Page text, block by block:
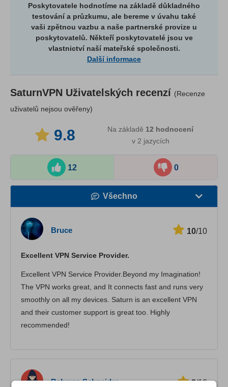
Poskytovatele hodnotíme na základě důkladného
testování a průzkumu, ale bereme v úvahu také
vaši zpětnou vazbu a naše partnerské provize u
poskytovatelů. Někteří poskytovatelé jsou ve
vlastnictví naší mateřské společnosti.
Další informace
SaturnVPN Uživatelských recenzí (Recenze
uživatelů nejsou ověřeny)
9.8 Na základě 12 hodnocení
v 2 jazycích
12 0
Všechno
Zákaznická podpora
Bruce 10/10
Excellent VPN Service Provider.
Excellent VPN Service Provider.Beyond my Imagination!
The VPN works great, and It connects fast and runs very
smoothly on all my devices. Saturn is an excellent VPN
and their customer support is great too. Highly
recommended!
Bahman Schneider 8/10